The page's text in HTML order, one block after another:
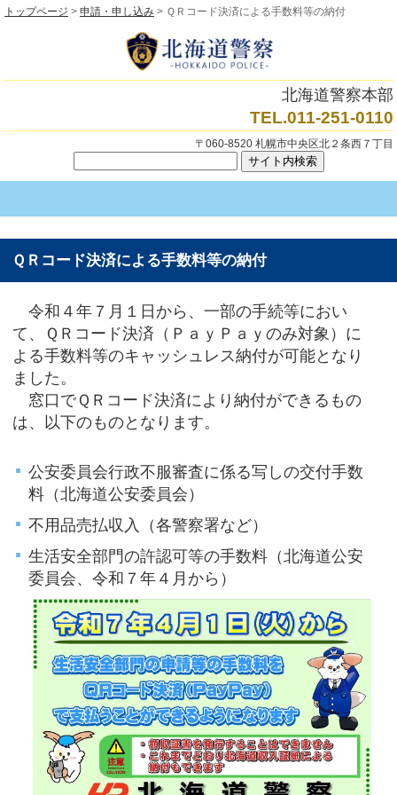
トップページ > 申請・申し込み > ＱＲコード決済による手数料等の納付
北海道警察本部
TEL.011-251-0110
〒060-8520 札幌市中央区北２条西７丁目
ＱＲコード決済による手数料等の納付
令和４年７月１日から、一部の手続等におい
て、ＱＲコード決済（ＰａｙＰａｙのみ対象）に
よる手数料等のキャッシュレス納付が可能となり
ました。
窓口でＱＲコード決済により納付ができるもの
は、以下のものとなります。
公安委員会行政不服審査に係る写しの交付手数
料（北海道公安委員会）
不用品売払収入（各警察署など）
生活安全部門の許認可等の手数料（北海道公安
委員会、令和７年４月から）